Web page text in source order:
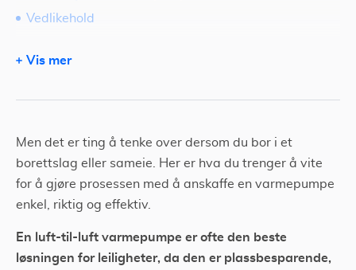
Men det er ting å tenke over dersom du bor i et
borettslag eller sameie. Her er hva du trenger å vite
for å gjøre prosessen med å anskaffe en varmepumpe
enkel, riktig og effektiv.
​En luft-til-luft varmepumpe er ofte den beste
løsningen for leiligheter, da den er plassbesparende,
Vedlikehold
Vis mer